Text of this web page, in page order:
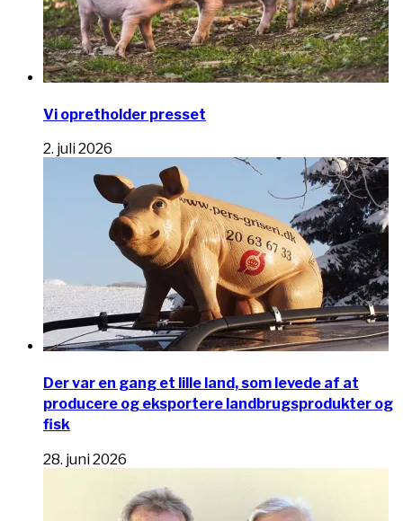
Vi opretholder presset
2. juli 2026
Der var en gang et lille land, som levede af at
producere og eksportere landbrugsprodukter og
fisk
28. juni 2026